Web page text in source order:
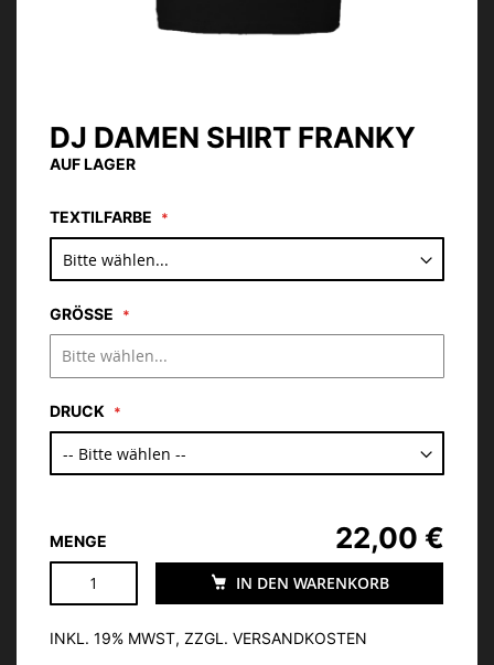
DJ DAMEN SHIRT FRANKY
AUF LAGER
TEXTILFARBE
GRÖSSE
DRUCK
MENGE
IN DEN WARENKORB
22,00 €
INKL. 19% MWST, ZZGL. VERSANDKOSTEN
Zum
Anfang
der
springen